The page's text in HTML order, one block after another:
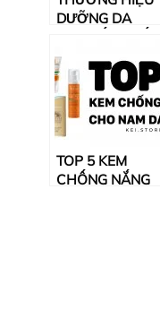
DƯỠNG DA
2021
TOP 5 KEM
CHỐNG NẮNG